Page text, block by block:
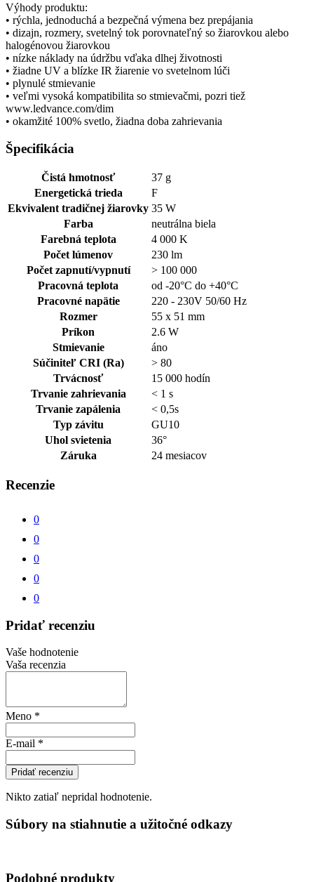
Výhody produktu:
• rýchla, jednoduchá a bezpečná výmena bez prepájania
• dizajn, rozmery, svetelný tok porovnateľný so žiarovkou alebo
halogénovou žiarovkou
• nízke náklady na údržbu vďaka dlhej životnosti
• žiadne UV a blízke IR žiarenie vo svetelnom lúči
• plynulé stmievanie
• veľmi vysoká kompatibilita so stmievačmi, pozri tiež
www.ledvance.com/dim
• okamžité 100% svetlo, žiadna doba zahrievania
Špecifikácia
Čistá hmotnosť
37 g
Energetická trieda
F
Ekvivalent tradičnej žiarovky 35 W
Farba
neutrálna biela
Farebná teplota
4 000 K
Počet lúmenov
230 lm
Počet zapnutí/vypnutí
> 100 000
Pracovná teplota
od -20°C do +40°C
Pracovné napätie
220 - 230V 50/60 Hz
Rozmer
55 x 51 mm
Príkon
2.6 W
Stmievanie
áno
Súčiniteľ CRI (Ra)
> 80
Trvácnosť
15 000 hodín
Trvanie zahrievania
< 1 s
Trvanie zapálenia
< 0,5s
Typ závitu
GU10
Uhol svietenia
36°
Záruka
24 mesiacov
Recenzie
0
0
0
0
0
Pridať recenziu
Vaše hodnotenie
Vaša recenzia
Meno *
E-mail *
Pridať recenziu
Nikto zatiaľ nepridal hodnotenie.
Súbory na stiahnutie a užitočné odkazy
Podobné produkty